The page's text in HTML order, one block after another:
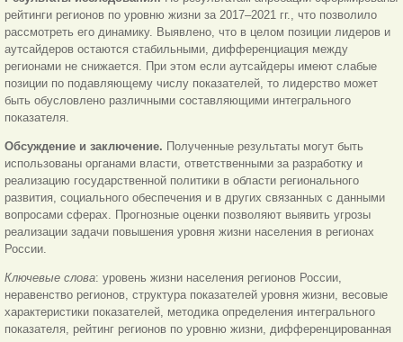
рейтинги регионов по уровню жизни за 2017‒2021 гг., что позволило
рассмотреть его динамику. Выявлено, что в целом позиции лидеров и
аутсайдеров остаются стабильными, дифференциация между
регионами не снижается. При этом если аутсайдеры имеют слабые
позиции по подавляющему числу показателей, то лидерство может
быть обусловлено различными составляющими интегрального
показателя.
Обсуждение и заключение. Полученные результаты могут быть
использованы органами власти, ответственными за разработку и
реализацию государственной политики в области регионального
развития, социального обеспечения и в других связанных с данными
вопросами сферах. Прогнозные оценки позволяют выявить угрозы
реализации задачи повышения уровня жизни населения в регионах
России.
Ключевые слова: уровень жизни населения регионов России,
неравенство регионов, структура показателей уровня жизни, весовые
характеристики показателей, методика определения интегрального
показателя, рейтинг регионов по уровню жизни, дифференцированная